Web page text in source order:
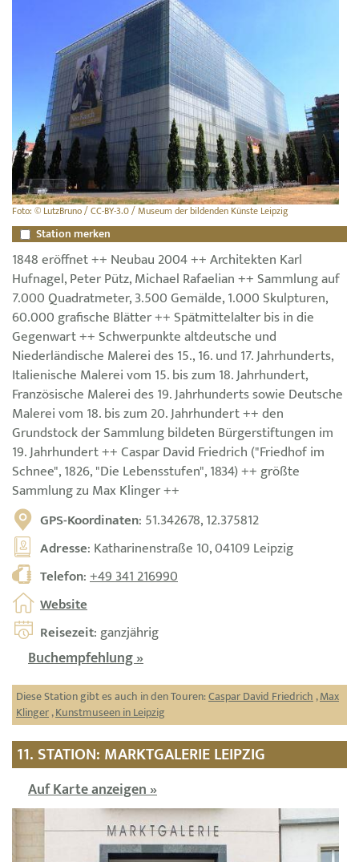
Foto: © LutzBruno / CC-BY-3.0 / Museum der bildenden Künste Leipzig
Station merken
1848 eröffnet ++ Neubau 2004 ++ Architekten Karl
Hufnagel, Peter Pütz, Michael Rafaelian ++ Sammlung auf
7.000 Quadratmeter, 3.500 Gemälde, 1.000 Skulpturen,
60.000 grafische Blätter ++ Spätmittelalter bis in die
Gegenwart ++ Schwerpunkte altdeutsche und
Niederländische Malerei des 15., 16. und 17. Jahrhunderts,
Italienische Malerei vom 15. bis zum 18. Jahrhundert,
Französische Malerei des 19. Jahrhunderts sowie Deutsche
Malerei vom 18. bis zum 20. Jahrhundert ++ den
Grundstock der Sammlung bildeten Bürgerstiftungen im
19. Jahrhundert ++ Caspar David Friedrich ("Friedhof im
Schnee", 1826, "Die Lebensstufen", 1834) ++ größte
Sammlung zu Max Klinger ++
GPS-Koordinaten: 51.342678, 12.375812
Adresse: Katharinenstraße 10, 04109 Leipzig
Telefon:+49 341 216990
Website
Reisezeit: ganzjährig
Buchempfehlung »
Diese Station gibt es auch in den Touren:Caspar David Friedrich,Max
Klinger,Kunstmuseen in Leipzig
11. STATION: MARKTGALERIE LEIPZIG
Auf Karte anzeigen »